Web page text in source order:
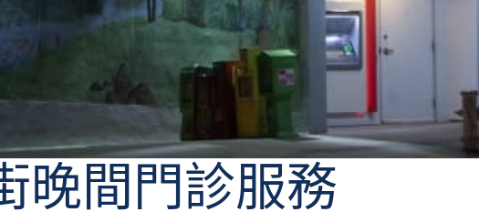
晚間門診服務